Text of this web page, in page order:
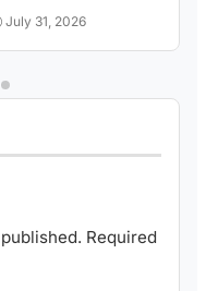
July 31, 2026
Required